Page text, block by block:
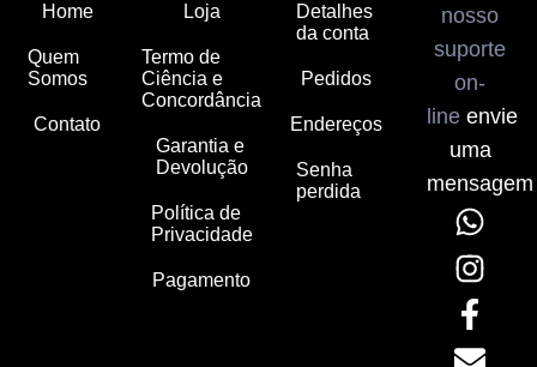
Home
Quem
Somos
Contato
Loja
Termo de
Ciência e
Concordância
Garantia e
Devolução
Política de
Privacidade
Pagamento
Detalhes
da conta
Pedidos
Endereços
Senha
perdida
nosso
suporte
on-
line envie
uma
mensagem